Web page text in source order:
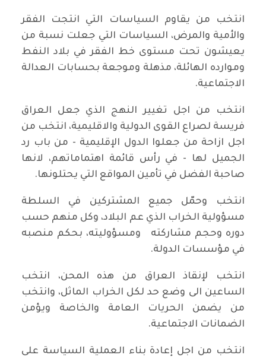
انتخب من يقاوم السياسات التي انتجت الفقر
والأمية والمرض، السياسات التي جعلت نسبة من
يعيشون تحت مستوى خط الفقر في بلاد النفط
وموارده الهائلة، مذهلة وموجعة بحسابات العدالة
الاجتماعية.
انتخب من اجل تغيير النهج الذي جعل العراق
فريسة لصراع القوى الدولية والاقليمية، انتخب من
اجل ازاحة من جعلوا الدول الإقليمية - من باب رد
الجميل لها - في رأس قائمة اهتماماتهم، لانها
صاحبة الفضل في تأمين المواقع التي يحتلونها.
انتخب وحمّل جميع المشتركين في السلطة
مسؤولية الخراب الذي عم البلاد، وكل منهم حسب
دوره وحجم مشاركته ومسؤوليته، بحكم منصبه
في مؤسسات الدولة.
انتخب لإنقاذ العراق من هذه المحن، انتخب
الساعين الى وضع حد لكل الخراب الماثل، وانتخب
من يضمن الحريات العامة والخاصة ويؤمن
الضمانات الاجتماعية.
انتخب من اجل إعادة بناء العملية السياسة على